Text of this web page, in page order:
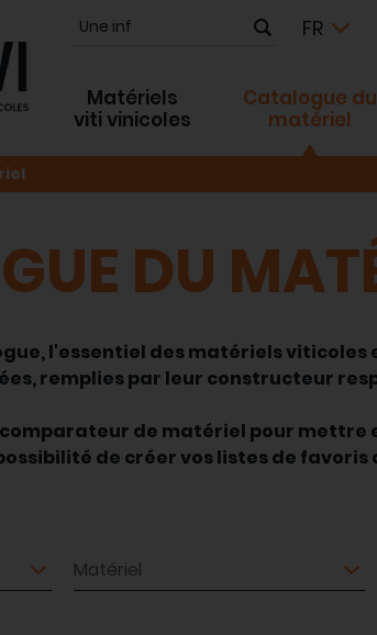
Matériels
viti vinicoles
Catalogue du
matériel
DU
l'essentiel des matériels
remplies par leur constructeur
de matériel pour
de créer vos listes de
Matériel